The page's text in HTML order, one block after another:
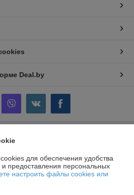
Deal.by
обл., ул. Комсомольская, 1Б
291184364
для обеспечения удобства
и предоставления персональных
настроить файлы cookies или